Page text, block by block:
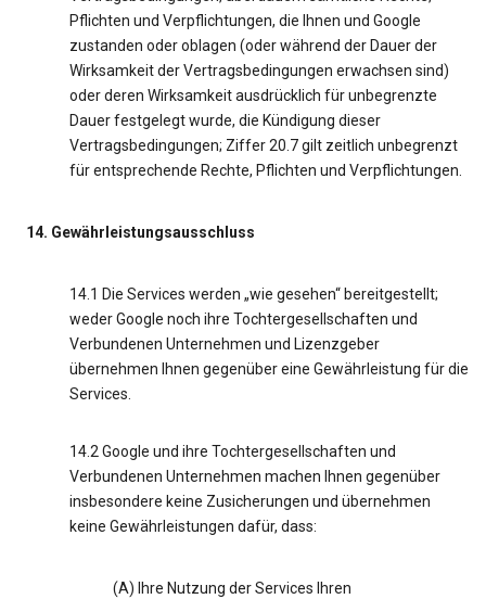
Pflichten und Verpflichtungen, die Ihnen und Google
zustanden oder oblagen (oder während der Dauer der
Wirksamkeit der Vertragsbedingungen erwachsen sind)
oder deren Wirksamkeit ausdrücklich für unbegrenzte
Dauer festgelegt wurde, die Kündigung dieser
Vertragsbedingungen; Ziffer 20.7 gilt zeitlich unbegrenzt
für entsprechende Rechte, Pflichten und Verpflichtungen.
14. Gewährleistungsausschluss
14.1 Die Services werden „wie gesehen“ bereitgestellt;
weder Google noch ihre Tochtergesellschaften und
Verbundenen Unternehmen und Lizenzgeber
übernehmen Ihnen gegenüber eine Gewährleistung für die
Services.
14.2 Google und ihre Tochtergesellschaften und
Verbundenen Unternehmen machen Ihnen gegenüber
insbesondere keine Zusicherungen und übernehmen
keine Gewährleistungen dafür, dass:
(A) Ihre Nutzung der Services Ihren